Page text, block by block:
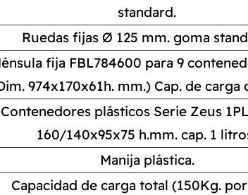
standard.
Ruedas fijas Ø 125 mm. goma
fija FBL784600 para 9
974x170x61h. mm.) Cap. de carga
Contenedores plásticos Serie Zeus
160/140x95x75 h.mm. cap. 1
Manija plástica.
Capacidad de carga total (150Kg.